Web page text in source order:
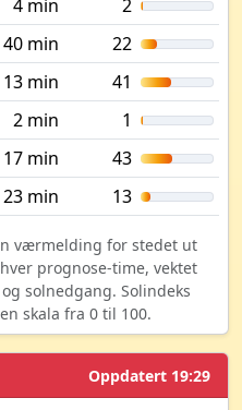
4 min
2
40 min
22
min
41
2 min
1
min
43
23 min 13
værmelding for stedet ut
prognose-time, vektet
solnedgang. Solindeks
skala fra 0 til 100.
Oppdatert 19:29